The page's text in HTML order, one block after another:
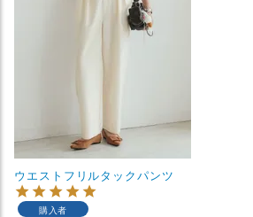
ウエストフリルタックパンツ
購入者